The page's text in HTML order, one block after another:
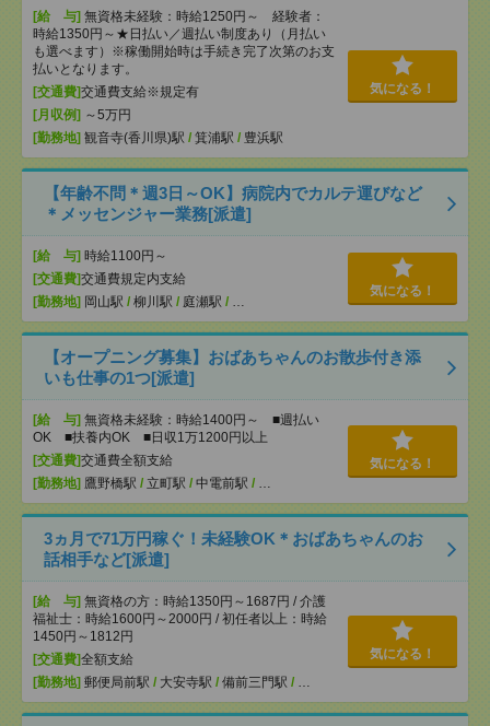
[給 与] 無資格未経験：時給1250円～ 経験者：
時給1350円～★日払い／週払い制度あり（月払い
も選べます）※稼働開始時は手続き完了次第のお支
払いとなります。
[交通費]交通費支給※規定有
[月収例] ～5万円
[勤務地] 観音寺(香川県)駅 / 箕浦駅 / 豊浜駅
気になる！
【年齢不問＊週3日～OK】病院内でカルテ運びなど
＊メッセンジャー業務[派遣]
[給 与] 時給1100円～
[交通費]交通費規定内支給
[勤務地] 岡山駅 / 柳川駅 / 庭瀬駅 /
気になる！
【オープニング募集】おばあちゃんのお散歩付き添
いも仕事の1つ[派遣]
[給 与] 無資格未経験：時給1400円～ ■週払い
OK ■扶養内OK ■日収1万1200円以上
[交通費]交通費全額支給
[勤務地] 鷹野橋駅 / 立町駅 / 中電前駅 /
気になる！
3ヵ月で71万円稼ぐ！未経験OK＊おばあちゃんのお
話相手など[派遣]
[給 与] 無資格の方：時給1350円～1687円 / 介護
福祉士：時給1600円～2000円 / 初任者以上：時給
1450円～1812円
[交通費]全額支給
[勤務地] 郵便局前駅 / 大安寺駅 / 備前三門駅 /
気になる！